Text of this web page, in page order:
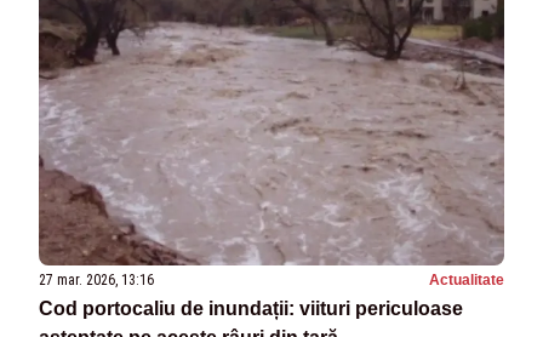
27 mar. 2026, 13:16 Actualitate
Cod portocaliu de inundații: viituri periculoase